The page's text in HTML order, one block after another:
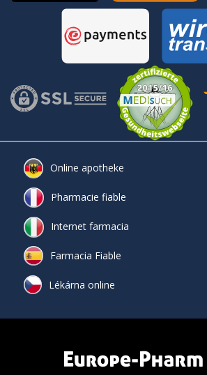
Online apotheke
Pharmacie fiable
Internet farmacia
Farmacia Fiable
Lékárna online